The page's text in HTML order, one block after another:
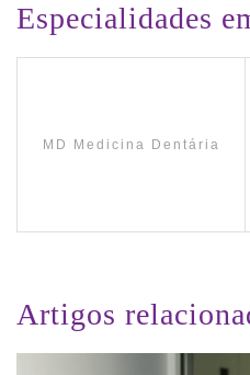
Especialidades
MD Medicina Dentária
Artigos